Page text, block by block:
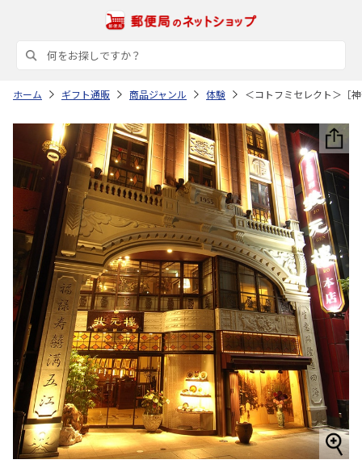
ホーム ギフト通販 商品ジャンル 体験 ＜コトフミセレクト＞［